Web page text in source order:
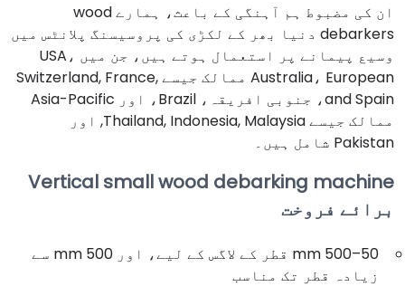
ان کی مضبوط ہم آہنگی کے باعث، ہمارے wood
debarkers دنیا بھر کے لکڑی کی پروسیسنگ پلانٹس میں
وسیع پیمانے پر استعمال ہوتے ہیں، جن میں USA،
Australia، European ممالک جیسے Switzerland, France,
and Spain، جنوبی افریقہ، Brazil، اور Asia-Pacific
ممالک جیسے Thailand, Indonesia, Malaysia, اور
Pakistan شامل ہیں۔
Vertical small wood debarking machine
برائے فروخت
50–500 mm قطر کے لاگس کے لیے، اور 500 mm سے
زیادہ قطر تک مناسب